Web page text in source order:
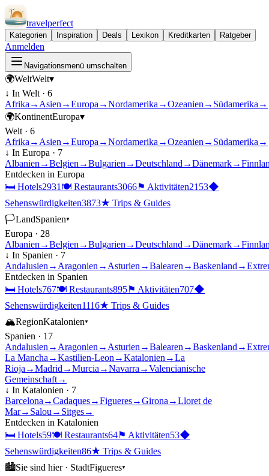
travelperfect
Kategorien Inspiration Deals Lexikon Kreditkarten Ratgeber
Anmelden
Navigationsmenü umschalten
🌍WeltWelt▾
↓ In Welt · 6
Afrika → Asien →Europa →Nordamerika →Ozeanien → Südamerika →
🌍KontinentEuropa▾
Welt · 6
Afrika → Asien →Europa →Nordamerika →Ozeanien → Südamerika →
↓ In Europa · 7
Albanien →Belgien →Bulgarien →Deutschland →Dänemark→
Entdecken in Europa
🛏 Hotels2931 🍽 Restaurants3066⚑ Aktivitäten2153◆
Sehenswürdigkeiten3873★ Trips & Guides
🏳LandSpanien▾
Europa · 28
Albanien →Belgien →Bulgarien →Deutschland →Dänemark→
↓ In Spanien · 7
Andalusien → Aragonien → Asturien →Balearen →Baskenland →
Entdecken in Spanien
🛏 Hotels767🍽 Restaurants895⚑ Aktivitäten707◆
Sehenswürdigkeiten1116★ Trips & Guides
🏔RegionKatalonien▾
Spanien · 17
Andalusien → Aragonien → Asturien →Balearen →Baskenland →
La Mancha →Kastilien-Leon →Katalonien →La
Rioja →Madrid →Murcia →Navarra →Valencianische
Gemeinschaft→
↓ In Katalonien · 7
Barcelona →Cadaques→Figueres→Girona →Lloret de
Mar→ Salou → Sitges→
Entdecken in Katalonien
🛏 Hotels59🍽 Restaurants64⚑ Aktivitäten53◆
Sehenswürdigkeiten86★ Trips & Guides
🏙Sie sind hier · StadtFigueres▾